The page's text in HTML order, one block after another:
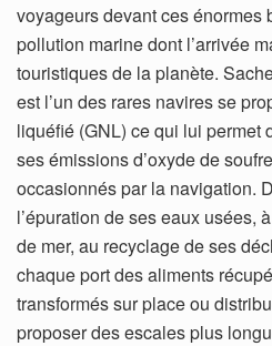
voyageurs devant ces énormes
pollution marine dont l’arrivée
touristiques de la planète.
est l’un des rares navires se
liquéfié (GNL) ce qui lui permet
ses émissions d’oxyde de
occasionnés par la navigation.
l’épuration de ses eaux usées,
de mer, au recyclage de ses
chaque port des aliments
transformés sur place ou
proposer des escales plus